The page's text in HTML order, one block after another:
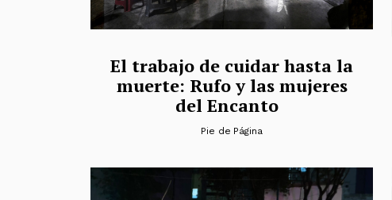
El trabajo de cuidar hasta la
muerte: Rufo y las mujeres
del Encanto
Pie de Página